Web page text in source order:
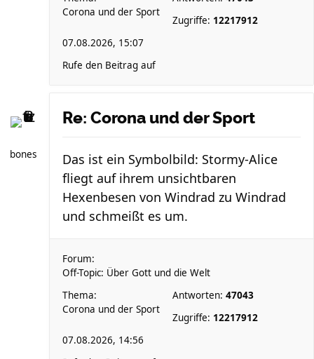
Corona und der Sport
Zugriffe: 12217912
07.08.2026, 15:07
Rufe den Beitrag auf
bones
Re: Corona und der Sport
Das ist ein Symbolbild: Stormy-Alice
fliegt auf ihrem unsichtbaren
Hexenbesen von Windrad zu Windrad
und schmeißt es um.
Forum:
Off-Topic: Über Gott und die Welt
Thema:
Corona und der Sport
Antworten: 47043
Zugriffe: 12217912
07.08.2026, 14:56